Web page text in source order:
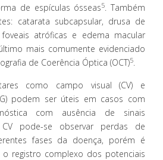
de espículas ósseas5. Também
catarata subcapsular, drusa de
atróficas e edema macular
mais comumente evidenciado
de Coerência Óptica (OCT)5.
como campo visual (CV) e
podem ser úteis em casos com
com ausência de sinais
pode-se observar perdas de
fases da doença, porém é
o registro complexo dos potenciais